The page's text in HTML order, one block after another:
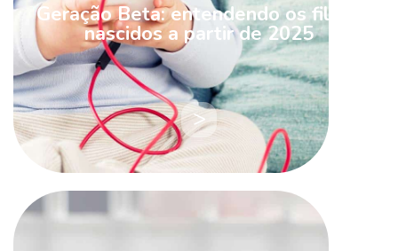
Geração Beta: entendendo os filhos
nascidos a partir de 2025
LEIA
MAIS